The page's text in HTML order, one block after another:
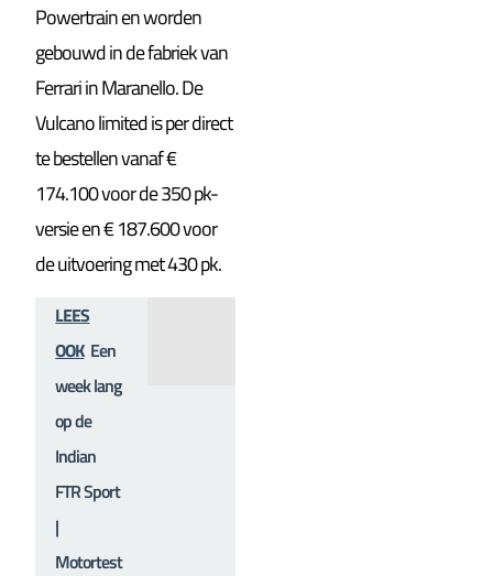
Powertrain en worden
gebouwd in de fabriek van
Ferrari in Maranello. De
Vulcano limited is per direct
te bestellen vanaf €
174.100 voor de 350 pk-
versie en € 187.600 voor
de uitvoering met 430 pk.
LEES
OOK Een
week lang
op de
Indian
FTR Sport
|
Motortest